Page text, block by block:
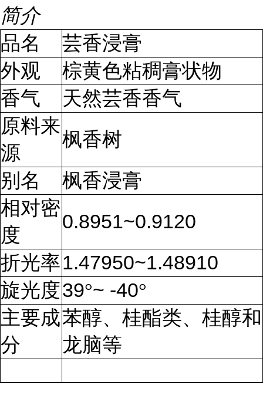
简介
品名
芸香浸膏
外观
棕黄色粘稠膏状物
香气
天然芸香香气
原料来
源
枫香树
别名
枫香浸膏
相对密
度
0.8951~0.9120
折光率1.47950~1.48910
旋光度39°~ -40°
主要成
分
苯醇、桂酯类、桂醇和
龙脑等